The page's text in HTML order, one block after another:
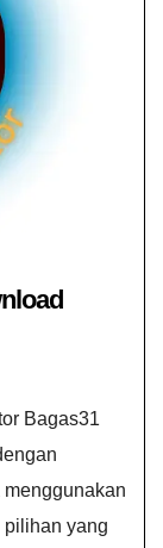
Bagas31
pilihan yang